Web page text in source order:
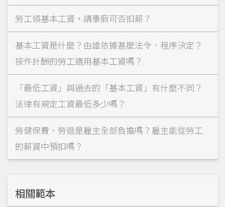
勞工領基本工資，請事假可否扣薪？
基本工資是什麼？由誰依據甚麼法令、程序決定？
按件計酬的勞工適用基本工資嗎？
「最低工資」與過去的「基本工資」有什麼不同？
法律有規定工資最低多少嗎？
勞健保費、勞退是雇主全部負擔嗎？雇主能從勞工
的薪資中預扣嗎？
相關範本